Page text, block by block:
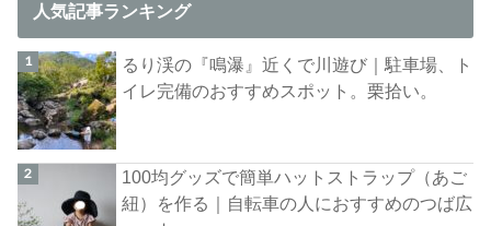
人気記事ランキング
るり渓の『鳴瀑』近くで川遊び｜駐車場、ト
イレ完備のおすすめスポット。栗拾い。
100均グッズで簡単ハットストラップ（あご
紐）を作る｜自転車の人におすすめのつば広